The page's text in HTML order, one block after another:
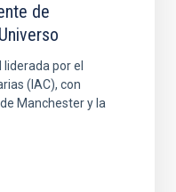
de
por el
(IAC), con
Manchester y la